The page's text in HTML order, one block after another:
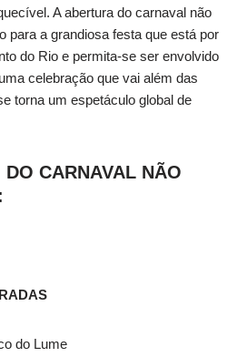
A abertura do carnaval não
para a grandiosa festa que está por
do Rio e permita-se ser envolvido
celebração que vai além das
torna um espetáculo global de
CARNAVAL NÃO
do Lume